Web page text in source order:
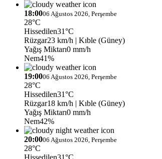
18:0006 Ağustos 2026, Perşembe
28°C
Hissedilen31°C
Rüzgar23 km/h | Kıble (Güney)
Yağış Miktarı0 mm/h
Nem41%
19:0006 Ağustos 2026, Perşembe
28°C
Hissedilen31°C
Rüzgar18 km/h | Kıble (Güney)
Yağış Miktarı0 mm/h
Nem42%
20:0006 Ağustos 2026, Perşembe
28°C
Hissedilen31°C